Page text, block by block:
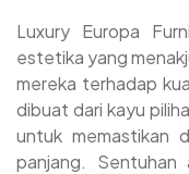
Luxury Europa
estetika yang
mereka terhadap
dibuat dari kayu
untuk memastikan
panjang.